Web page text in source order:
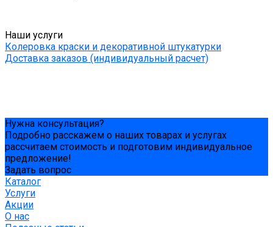
Наши услуги
Колеровка краски и декоративной штукатурки
Доставка заказов (индивидуальный расчет)
Нужна консультация?
Подробно расскажем о наших товарах и услугах
рассчитаем стоимость и подготовим индивидуальное
предложение!
Задать вопрос
Каталог
Услуги
Акции
О нас